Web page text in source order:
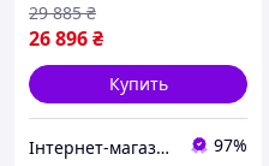
26 896₴
29 885 ₴
Купить
Інтернет-магазин "Гаджети" 97%